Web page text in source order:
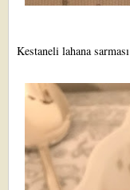
Kestaneli lahana sarması